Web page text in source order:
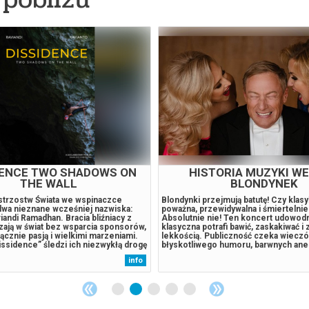
INTO ALTAI
w serce masywu Tawan Bogd w
Ten wysokogórski park
monumentalnymi lodowcami,
szczytami i żywą kulturą
Bogd, czyli „Pięć Świętych Gór”,
legendami. Camille Armand,
dzikich, nieznanych...
info
BETTER UP
Poruszająca historia życia narciarza
freeride’owego Léo Slemetta, który
toczy walkę z przeciwnościami losu,
marzenia i przekraczać własne
majestatycznej scenerii wysokich
prestiżowych zawodów Freeride
bohater stawia czoła
Obserwujemy jego zmagania z
najbliższych i niezwykłą siłę, która